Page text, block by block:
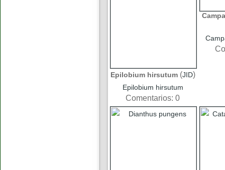
Epilobium hirsutum (JID)
Epilobium hirsutum
Comentarios: 0